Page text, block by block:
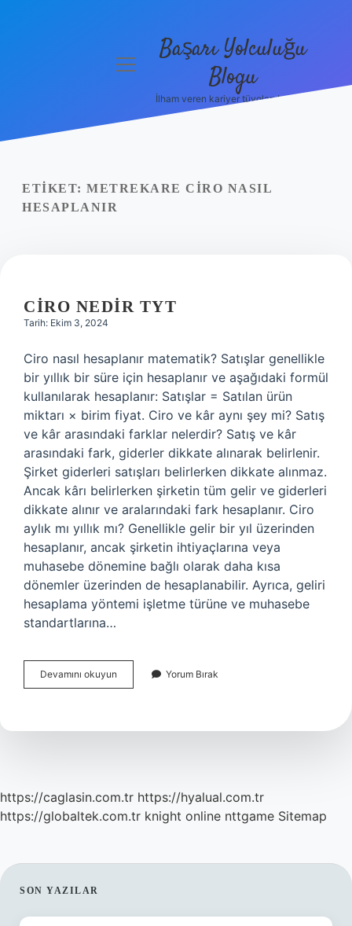
Yasal Uyarı
menüyüBaşarı Yolculuğu
Blogu
İlham veren kariyer tüyoları burada!
ETIKET: METREKARE CIRO NASIL
HESAPLANIR
CIRO NEDIR TYT
Tarih: Ekim 3, 2024
Ciro nasıl hesaplanır matematik? Satışlar genellikle
bir yıllık bir süre için hesaplanır ve aşağıdaki formül
kullanılarak hesaplanır: Satışlar = Satılan ürün
miktarı × birim fiyat. Ciro ve kâr aynı şey mi? Satış
ve kâr arasındaki farklar nelerdir? Satış ve kâr
arasındaki fark, giderler dikkate alınarak belirlenir.
Şirket giderleri satışları belirlerken dikkate alınmaz.
Ancak kârı belirlerken şirketin tüm gelir ve giderleri
dikkate alınır ve aralarındaki fark hesaplanır. Ciro
aylık mı yıllık mı? Genellikle gelir bir yıl üzerinden
hesaplanır, ancak şirketin ihtiyaçlarına veya
muhasebe dönemine bağlı olarak daha kısa
dönemler üzerinden de hesaplanabilir. Ayrıca, geliri
hesaplama yöntemi işletme türüne ve muhasebe
standartlarına…
Devamını okuyun
Nedir
Yorum Bırak
https://caglasin.com.tr https://hyalual.com.tr
https://globaltek.com.tr knight online nttgame Sitemap
SIDEBAR
SON YAZILAR